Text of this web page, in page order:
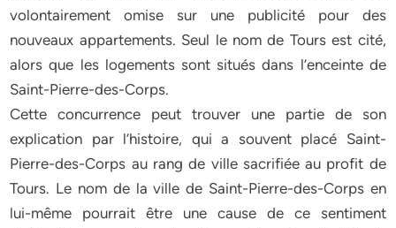
volontairement omise sur une publicité pour des
nouveaux appartements. Seul le nom de Tours est cité,
alors que les logements sont situés dans l’enceinte de
Saint-Pierre-des-Corps.
Cette concurrence peut trouver une partie de son
explication par l’histoire, qui a souvent placé Saint-
Pierre-des-Corps au rang de ville sacrifiée au profit de
Tours. Le nom de la ville de Saint-Pierre-des-Corps en
lui-même pourrait être une cause de ce sentiment